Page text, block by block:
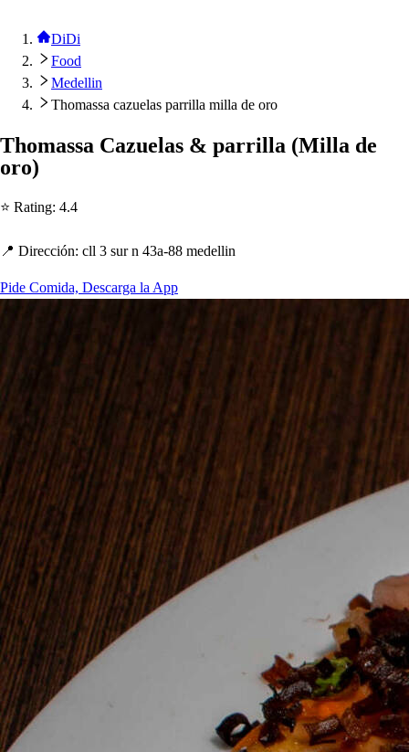
DiDi
Food
Medellin
Thomassa cazuelas parrilla milla de oro
Thomassa Cazuelas & parrilla (Milla de
oro)
⭐ Rating: 4.4
📍 Dirección: cll 3 sur n 43a-88 medellin
Pide Comida, Descarga la App